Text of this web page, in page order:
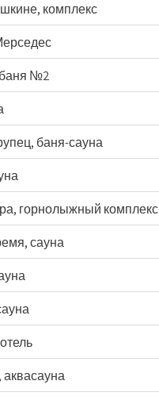
комплекс
№2
баня-сауна
горнолыжный комплекс
сауна
аквасауна